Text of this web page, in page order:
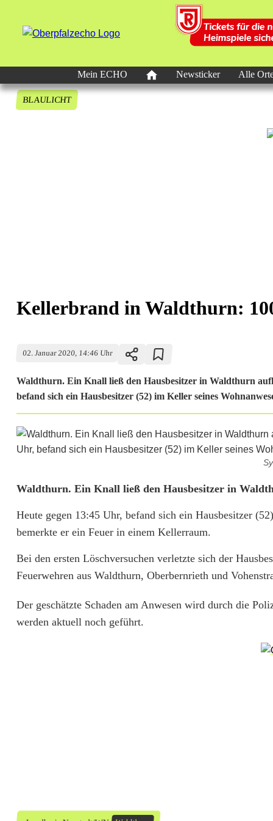
Mein ECHO Newsticker Alle
BLAULICHT
Kellerbrand in Waldthurn:
02. Januar 2020, 14:46 Uhr
Waldthurn. Ein Knall ließ den Hausbesitzer in Waldthurn
befand sich ein Hausbesitzer (52) im Keller seines
K
e
l
l
e
r
b
a
Waldthurn. Ein Knall ließ den Hausbesitzer in
Heute gegen 13:45 Uhr, befand sich ein Hausbesitzer
bemerkte er ein Feuer in einem Kellerraum.
Bei den ersten Löschversuchen verletzte sich der
Feuerwehren aus Waldthurn, Oberbernrieth und
Der geschätzte Schaden am Anwesen wird durch die
werden aktuell noch geführt.